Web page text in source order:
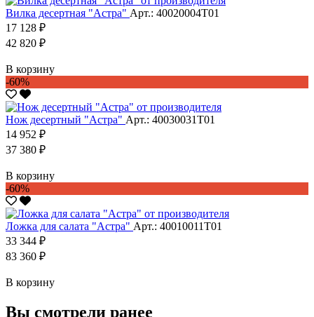
Вилка десертная "Астра" Арт.: 40020004Т01
17 128 ₽
42 820 ₽
В корзину
-60%
Нож десертный "Астра" Арт.: 40030031Т01
14 952 ₽
37 380 ₽
В корзину
-60%
Ложка для салата "Астра" Арт.: 40010011Т01
33 344 ₽
83 360 ₽
В корзину
Вы смотрели ранее